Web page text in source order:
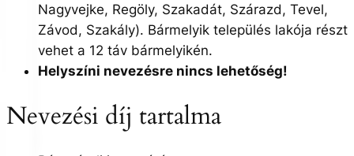
Nagyvejke, Regöly, Szakadát, Szárazd, Tevel,
Závod, Szakály). Bármelyik település lakója részt
vehet a 12 táv bármelyikén.
Helyszíni nevezésre nincs lehetőség!
Nevezési díj tartalma